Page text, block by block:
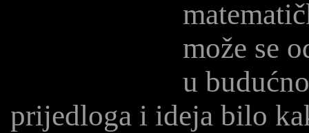
može se
u
prijedloga i ideja bilo